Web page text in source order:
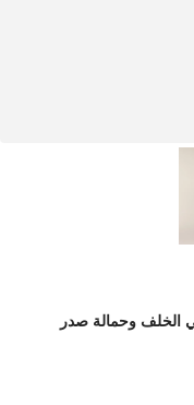
الخلف وحمالة صدر